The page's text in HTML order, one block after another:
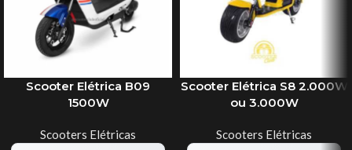
Scooter Elétrica B09
1500W
Scooters Elétricas
Scooter Elétrica S8 2.000W
ou 3.000W
Scooters Elétricas